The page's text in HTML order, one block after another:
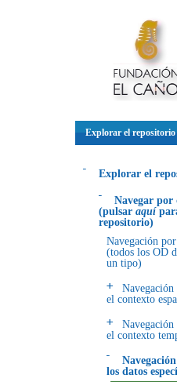
Explorar el repositorio
Explorar el
Navegar por
(pulsar aquí
repositorio)
Navegación
(todos los OD
un tipo)
Navegación
el contexto
Navegación
el contexto
los datos